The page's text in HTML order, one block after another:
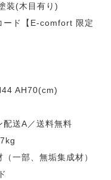
装(木目有り)
ード【E-comfort 限定
AH70(cm)
配送A／送料無料
一部、無垢集成材）